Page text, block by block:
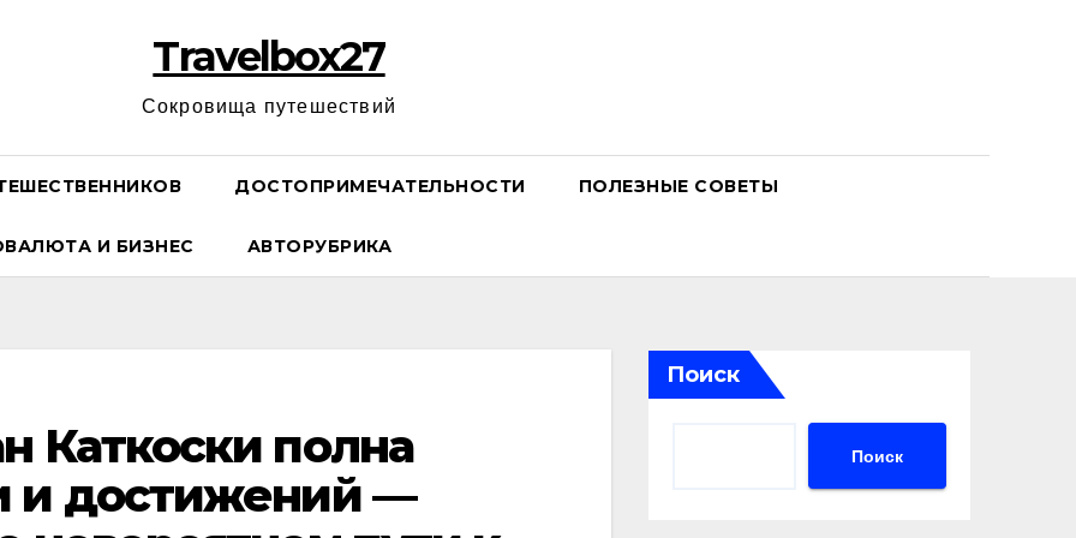
Travelbox27
Сокровища путешествий
ДОСТОПРИМЕЧАТЕЛЬНОСТИ ПОЛЕЗНЫЕ СОВЕТЫ
И БИЗНЕС АВТОРУБРИКА
Каткоски полна
и достижений —
Поиск
Поиск